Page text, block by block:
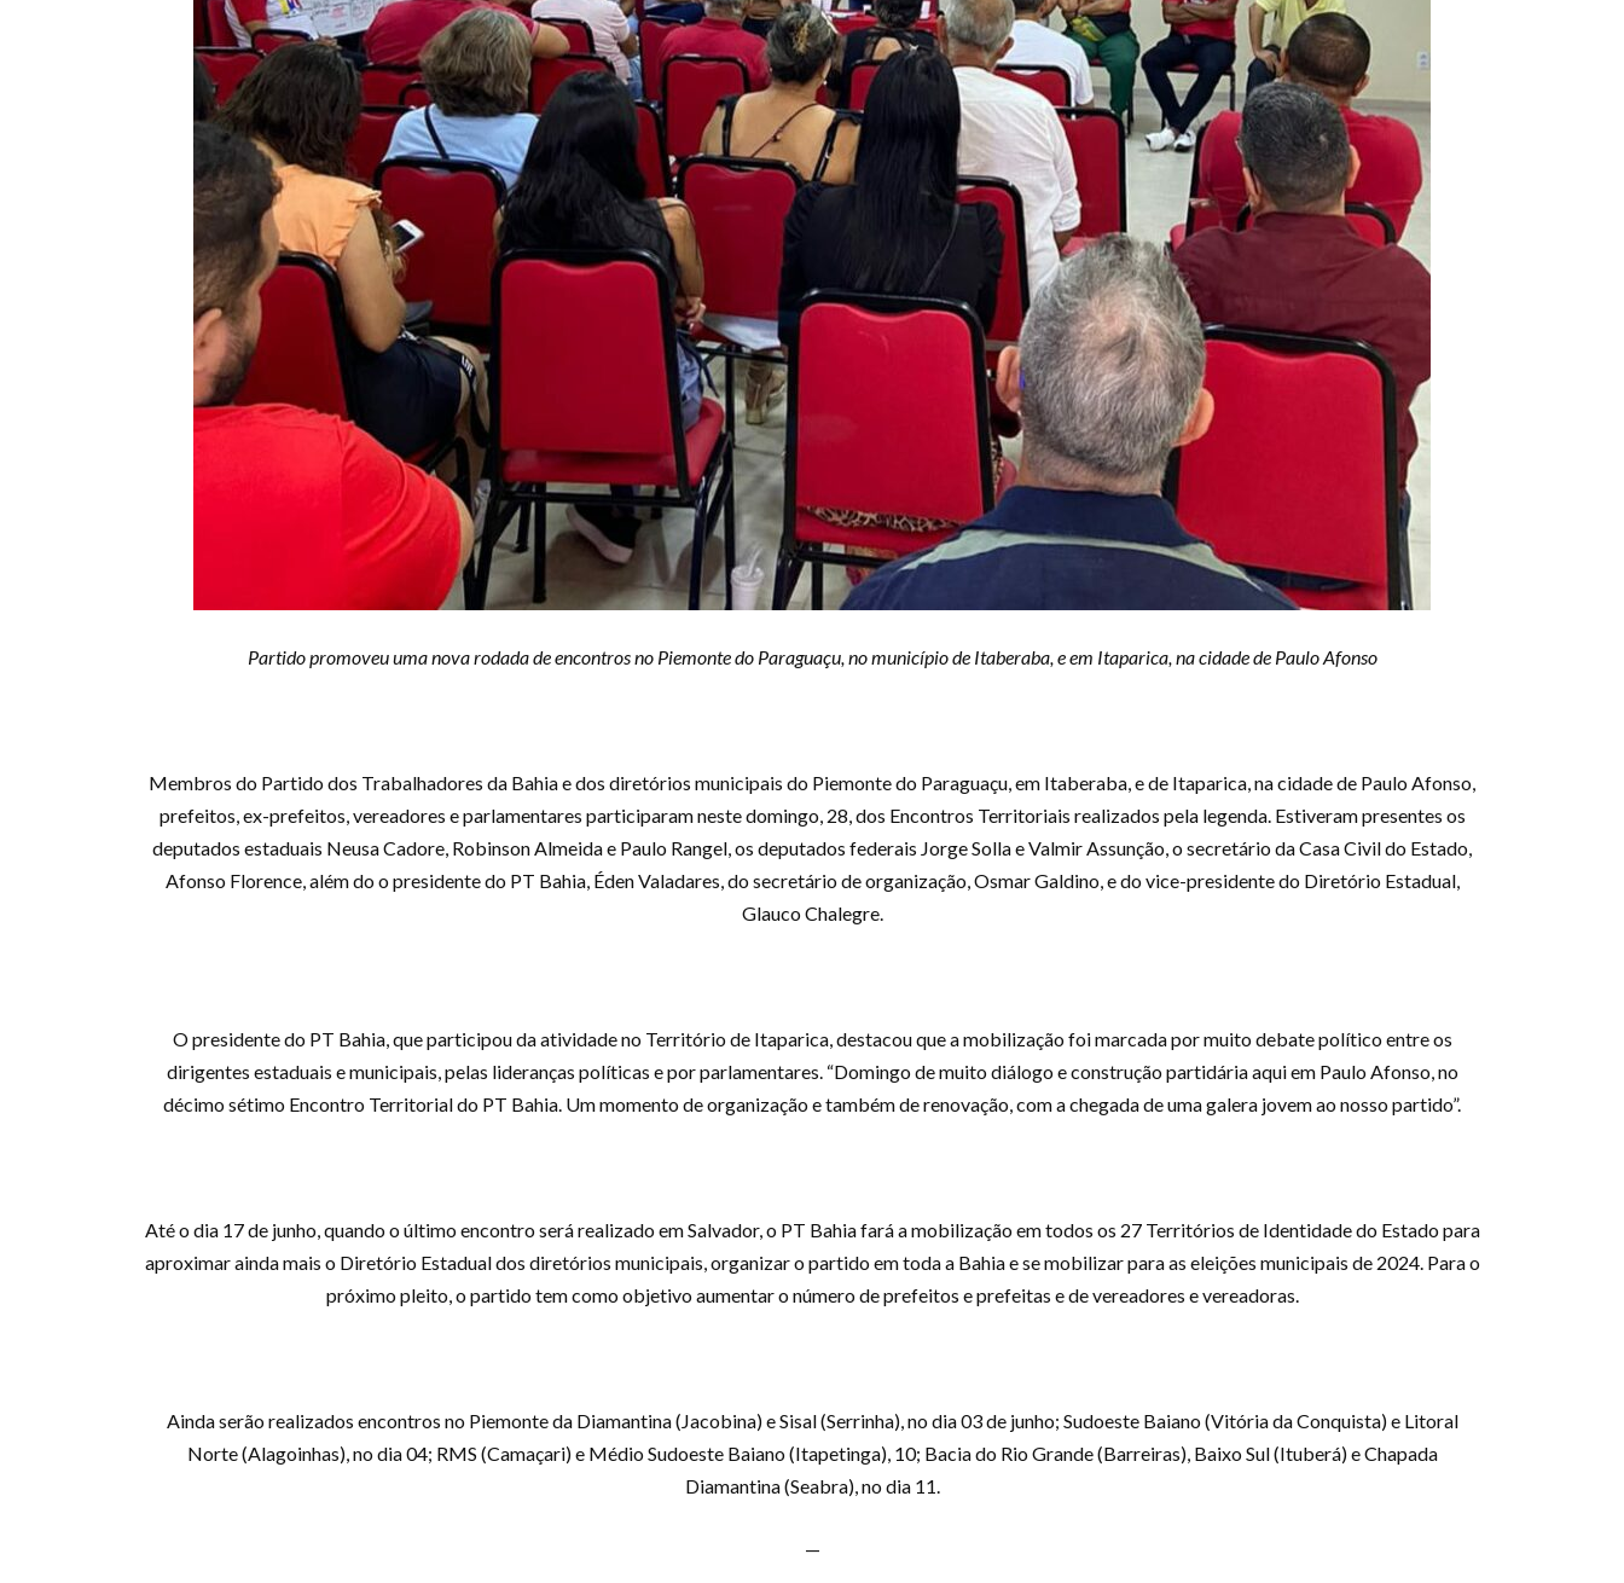
Partido promoveu uma nova rodada de encontros no Piemonte do Paraguaçu, no município de Itaberaba, e em Itaparica, na cidade de Paulo Afonso
Membros do Partido dos Trabalhadores da Bahia e dos diretórios municipais do Piemonte do Paraguaçu, em Itaberaba, e de Itaparica, na cidade de Paulo Afonso,
prefeitos, ex-prefeitos, vereadores e parlamentares participaram neste domingo, 28, dos Encontros Territoriais realizados pela legenda. Estiveram presentes os
deputados estaduais Neusa Cadore, Robinson Almeida e Paulo Rangel, os deputados federais Jorge Solla e Valmir Assunção, o secretário da Casa Civil do Estado,
Afonso Florence, além do o presidente do PT Bahia, Éden Valadares, do secretário de organização, Osmar Galdino, e do vice-presidente do Diretório Estadual,
Glauco Chalegre.
O presidente do PT Bahia, que participou da atividade no Território de Itaparica, destacou que a mobilização foi marcada por muito debate político entre os
dirigentes estaduais e municipais, pelas lideranças políticas e por parlamentares. “Domingo de muito diálogo e construção partidária aqui em Paulo Afonso, no
décimo sétimo Encontro Territorial do PT Bahia. Um momento de organização e também de renovação, com a chegada de uma galera jovem ao nosso partido”.
Até o dia 17 de junho, quando o último encontro será realizado em Salvador, o PT Bahia fará a mobilização em todos os 27 Territórios de Identidade do Estado para
aproximar ainda mais o Diretório Estadual dos diretórios municipais, organizar o partido em toda a Bahia e se mobilizar para as eleições municipais de 2024. Para o
próximo pleito, o partido tem como objetivo aumentar o número de prefeitos e prefeitas e de vereadores e vereadoras.
Ainda serão realizados encontros no Piemonte da Diamantina (Jacobina) e Sisal (Serrinha), no dia 03 de junho; Sudoeste Baiano (Vitória da Conquista) e Litoral
Norte (Alagoinhas), no dia 04; RMS (Camaçari) e Médio Sudoeste Baiano (Itapetinga), 10; Bacia do Rio Grande (Barreiras), Baixo Sul (Ituberá) e Chapada
Diamantina (Seabra), no dia 11.
—